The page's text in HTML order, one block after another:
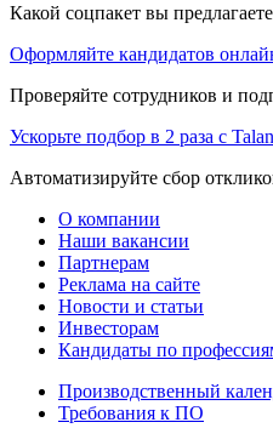
Какой соцпакет вы
Оформляйте кандидатов
Проверяйте сотрудников и
Ускорьте подбор в 2 раза с
Автоматизируйте сбор
О компании
Наши вакансии
Партнерам
Реклама на сайте
Новости и статьи
Инвесторам
Кандидаты по
Производственный
Требования к ПО